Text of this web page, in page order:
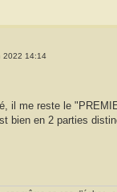
2022 14:14
il me reste le
bien en 2 parties